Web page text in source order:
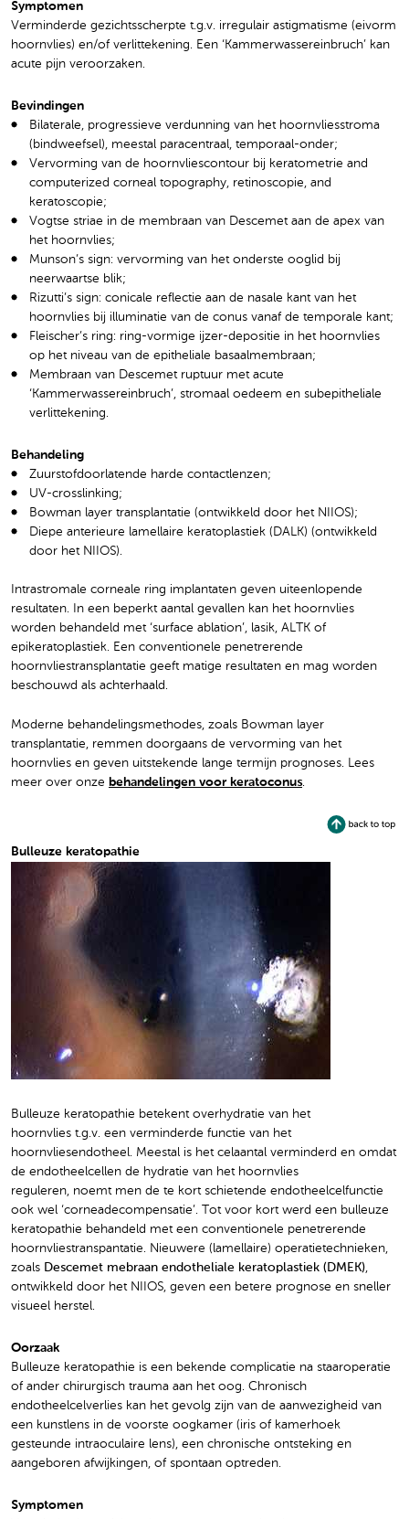
Symptomen
Verminderde gezichtsscherpte t.g.v. irregulair astigmatisme (eivorm
hoornvlies) en/of verlittekening. Een ‘Kammerwassereinbruch’ kan
acute pijn veroorzaken.
Bevindingen
Bilaterale, progressieve verdunning van het hoornvliesstroma
(bindweefsel), meestal paracentraal, temporaal-onder;
Vervorming van de hoornvliescontour bij keratometrie and
computerized corneal topography, retinoscopie, and
keratoscopie;
Vogtse striae in de membraan van Descemet aan de apex van
het hoornvlies;
Munson’s sign: vervorming van het onderste ooglid bij
neerwaartse blik;
Rizutti’s sign: conicale reflectie aan de nasale kant van het
hoornvlies bij illuminatie van de conus vanaf de temporale kant;
Fleischer’s ring: ring-vormige ijzer-depositie in het hoornvlies
op het niveau van de epitheliale basaalmembraan;
Membraan van Descemet ruptuur met acute
‘Kammerwassereinbruch’, stromaal oedeem en subepitheliale
verlittekening.
Behandeling
Zuurstofdoorlatende harde contactlenzen;
UV-crosslinking;
Bowman layer transplantatie (ontwikkeld door het NIIOS);
Diepe anterieure lamellaire keratoplastiek (DALK) (ontwikkeld
door het NIIOS).
Intrastromale corneale ring implantaten geven uiteenlopende
resultaten. In een beperkt aantal gevallen kan het hoornvlies
worden behandeld met ‘surface ablation’, lasik, ALTK of
epikeratoplastiek. Een conventionele penetrerende
hoornvliestransplantatie geeft matige resultaten en mag worden
beschouwd als achterhaald.
Moderne behandelingsmethodes, zoals Bowman layer
transplantatie, remmen doorgaans de vervorming van het
hoornvlies en geven uitstekende lange termijn prognoses. Lees
meer over onze behandelingen voor keratoconus
Bulleuze keratopathie
Bulleuze keratopathie betekent overhydratie van het
hoornvlies t.g.v. een verminderde functie van het
hoornvliesendotheel. Meestal is het celaantal verminderd en omdat
de endotheelcellen de hydratie van het hoornvlies
reguleren, noemt men de te kort schietende endotheelcelfunctie
ook wel ‘corneadecompensatie’. Tot voor kort werd een bulleuze
keratopathie behandeld met een conventionele penetrerende
hoornvliestranspantatie. Nieuwere (lamellaire) operatietechnieken,
zoals Descemet mebraan endotheliale keratoplastiek (DMEK),
ontwikkeld door het NIIOS, geven een betere prognose en sneller
visueel herstel.
Oorzaak
Bulleuze keratopathie is een bekende complicatie na staaroperatie
of ander chirurgisch trauma aan het oog. Chronisch
endotheelcelverlies kan het gevolg zijn van de aanwezigheid van
een kunstlens in de voorste oogkamer (iris of kamerhoek
gesteunde intraoculaire lens), een chronische ontsteking en
aangeboren afwijkingen, of spontaan optreden.
Symptomen